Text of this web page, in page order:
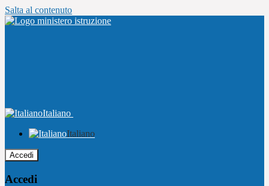
Salta al contenuto
Italiano
Italiano
Accedi
Accedi